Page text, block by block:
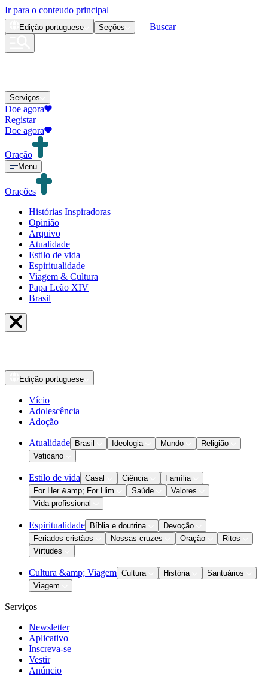
Ir para o conteudo principal
Edição portuguese Seções Buscar
Serviços
Doe agora
Registar
Doe agora
Oração
Menu
Orações
Histórias Inspiradoras
Opinião
Arquivo
Atualidade
Estilo de vida
Espiritualidade
Viagem & Cultura
Papa Leão XIV
Brasil
Edição portuguese
Vício
Adolescência
Adoção
Atualidade Brasil Ideologia Mundo
Religião
Vaticano
Estilo de vida Casal Ciência
Família
For Her &amp; For Him
Saúde
Valores
Vida profissional
Espiritualidade Bíblia e doutrina
Devoção
Feriados cristãos
Nossas cruzes Oração
Ritos
Virtudes
Cultura &amp; Viagem Cultura História
Santuários
Viagem
Serviços
Newsletter
Aplicativo
Inscreva-se
Vestir
Anúncio